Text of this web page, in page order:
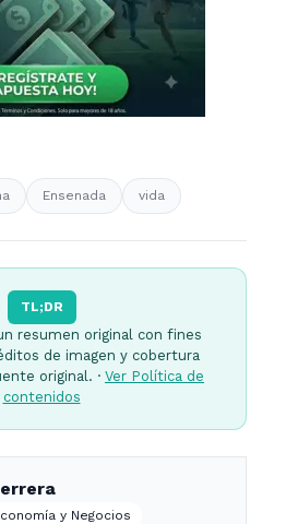
Ensenada vida
TL;DR
resumen original con fines
de imagen y cobertura
original. · Ver Política de
contenidos
y Negocios